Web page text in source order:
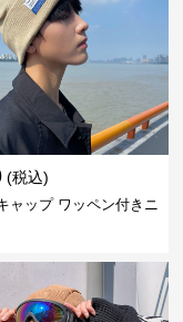
(税込)
ャップ ワッペン付きニ